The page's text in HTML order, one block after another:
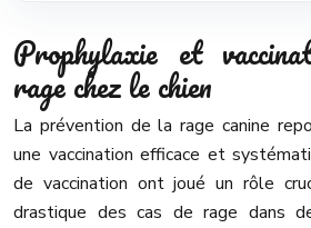
Prophylaxie et
rage chez le chien
La prévention de la rage canine
une vaccination efficace et
de vaccination ont joué un rôle
drastique des cas de rage dans